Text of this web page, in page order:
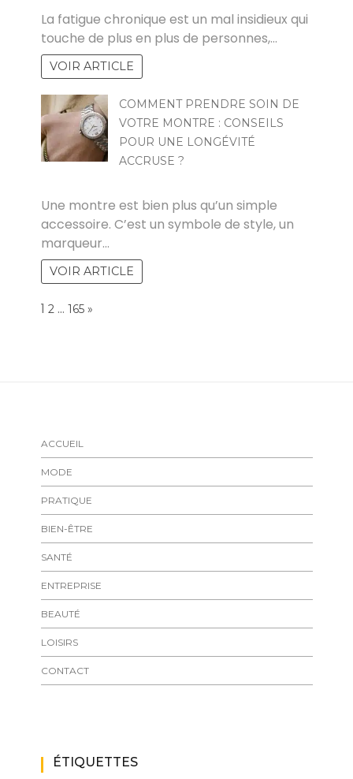
La fatigue chronique est un mal insidieux qui
touche de plus en plus de personnes,…
VOIR ARTICLE
COMMENT PRENDRE SOIN DE
VOTRE MONTRE : CONSEILS
POUR UNE LONGÉVITÉ
ACCRUSE ?
Une montre est bien plus qu’un simple
accessoire. C’est un symbole de style, un
marqueur…
VOIR ARTICLE
Page:
1 2 … 165 NEXT
»
ACCUEIL
MODE
PRATIQUE
BIEN-ÊTRE
SANTÉ
ENTREPRISE
BEAUTÉ
LOISIRS
CONTACT
ÉTIQUETTES